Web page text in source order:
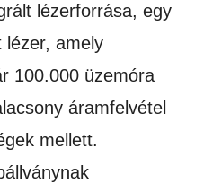
lézerforrása, egy
lézer, amely
100.000 üzemóra
áramfelvétel
mellett.